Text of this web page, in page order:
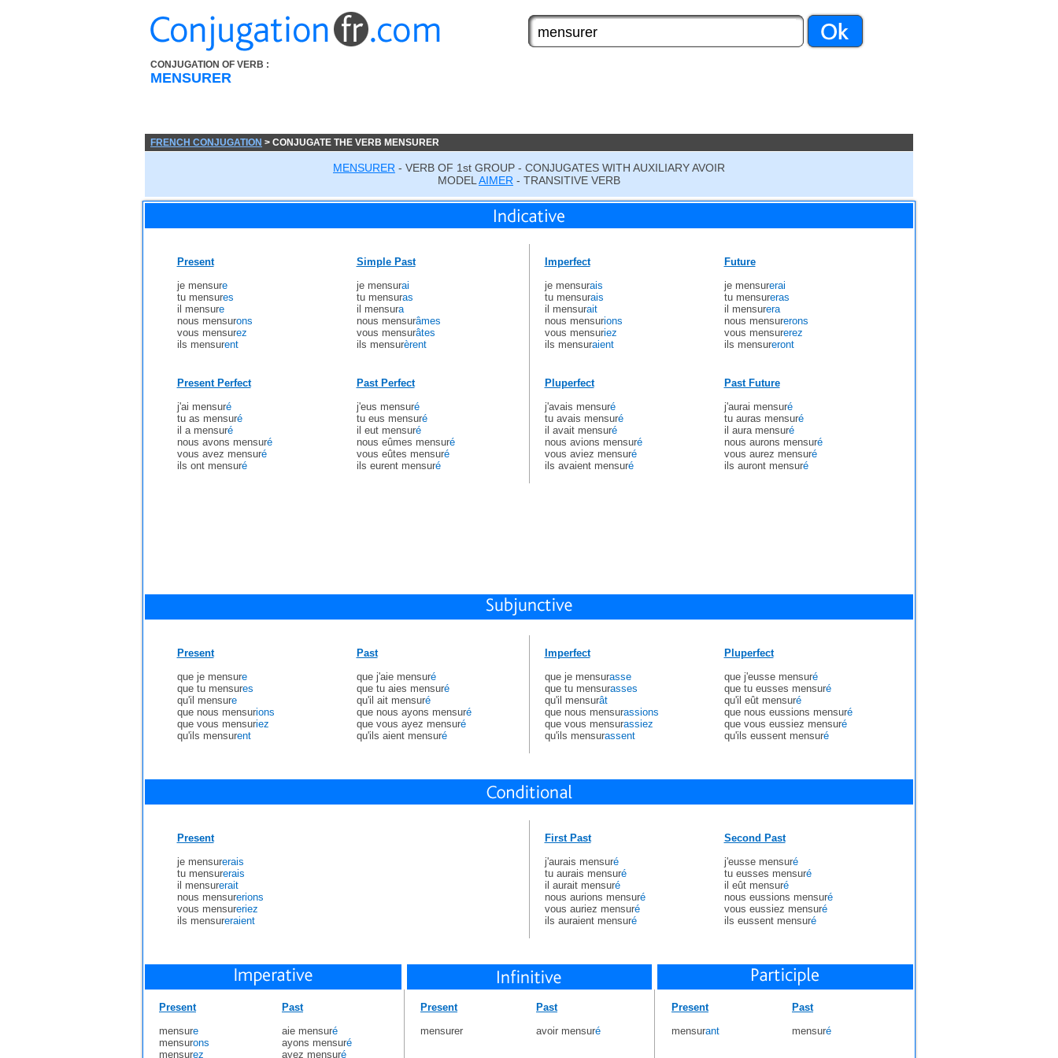
CONJUGATION OF VERB :
MENSURER
FRENCH CONJUGATION > CONJUGATE THE VERB MENSURER
MENSURER - VERB OF 1st GROUP - CONJUGATES WITH AUXILIARY AVOIR
MODEL AIMER - TRANSITIVE VERB
Present
je mensure
tu mensures
il mensure
nous mensurons
vous mensurez
ils mensurent
Simple Past
je mensurai
tu mensuras
il mensura
nous mensurâmes
vous mensurâtes
ils mensurèrent
Present Perfect
j'ai mensuré
tu as mensuré
il a mensuré
nous avons mensuré
vous avez mensuré
ils ont mensuré
Past Perfect
j'eus mensuré
tu eus mensuré
il eut mensuré
nous eûmes mensuré
vous eûtes mensuré
ils eurent mensuré
Imperfect
je mensurais
tu mensurais
il mensurait
nous mensurions
vous mensuriez
ils mensuraient
Future
je mensurerai
tu mensureras
il mensurera
nous mensurerons
vous mensurerez
ils mensureront
Pluperfect
j'avais mensuré
tu avais mensuré
il avait mensuré
nous avions mensuré
vous aviez mensuré
ils avaient mensuré
Past Future
j'aurai mensuré
tu auras mensuré
il aura mensuré
nous aurons mensuré
vous aurez mensuré
ils auront mensuré
Present
que je mensure
que tu mensures
qu'il mensure
que nous mensurions
que vous mensuriez
qu'ils mensurent
Past
que j'aie mensuré
que tu aies mensuré
qu'il ait mensuré
que nous ayons mensuré
que vous ayez mensuré
qu'ils aient mensuré
Imperfect
que je mensurasse
que tu mensurasses
qu'il mensurât
que nous mensurassions
que vous mensurassiez
qu'ils mensurassent
Pluperfect
que j'eusse mensuré
que tu eusses mensuré
qu'il eût mensuré
que nous eussions mensuré
que vous eussiez mensuré
qu'ils eussent mensuré
Present
je mensurerais
tu mensurerais
il mensurerait
nous mensurerions
vous mensureriez
ils mensureraient
First Past
j'aurais mensuré
tu aurais mensuré
il aurait mensuré
nous aurions mensuré
vous auriez mensuré
ils auraient mensuré
Second Past
j'eusse mensuré
tu eusses mensuré
il eût mensuré
nous eussions mensuré
vous eussiez mensuré
ils eussent mensuré
Present
mensure
mensurons
mensurez
Past
aie mensuré
ayons mensuré
ayez mensuré
Present
mensurer
Past
avoir mensuré
Present
mensurant
Past
mensuré